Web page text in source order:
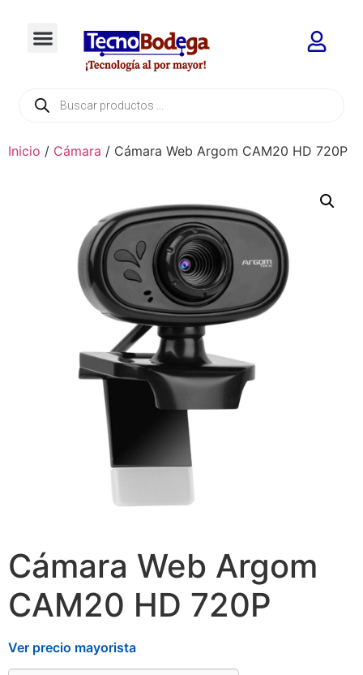
Inicio / Cámara / Cámara Web Argom CAM20 HD 720P
Cámara Web Argom
CAM20 HD 720P
Ver precio mayorista